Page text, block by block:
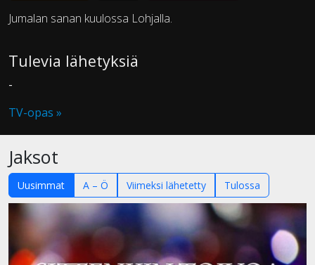
Jumalan sanan kuulossa Lohjalla.
Tulevia lähetyksiä
-
TV-opas »
Jaksot
Uusimmat A – Ö Viimeksi lähetetty Tulossa